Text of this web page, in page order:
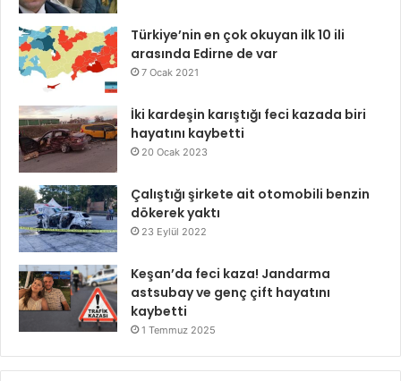
Türkiye’nin en çok okuyan ilk 10 ili
arasında Edirne de var
7 Ocak 2021
İki kardeşin karıştığı feci kazada biri
hayatını kaybetti
20 Ocak 2023
Çalıştığı şirkete ait otomobili benzin
dökerek yaktı
23 Eylül 2022
Keşan’da feci kaza! Jandarma
astsubay ve genç çift hayatını
kaybetti
1 Temmuz 2025